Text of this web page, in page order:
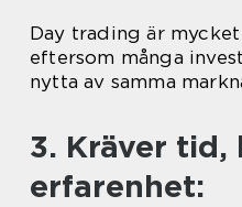
Day trading är
eftersom många
nytta av samma
3. Kräver tid,
erfarenhet: